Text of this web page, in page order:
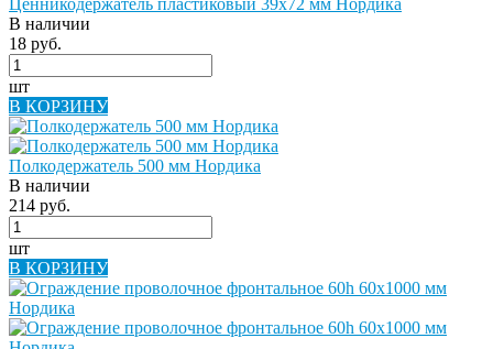
В наличии
18 руб.
шт
В КОРЗИНУ
Полкодержатель 500 мм Нордика
В наличии
214 руб.
шт
В КОРЗИНУ